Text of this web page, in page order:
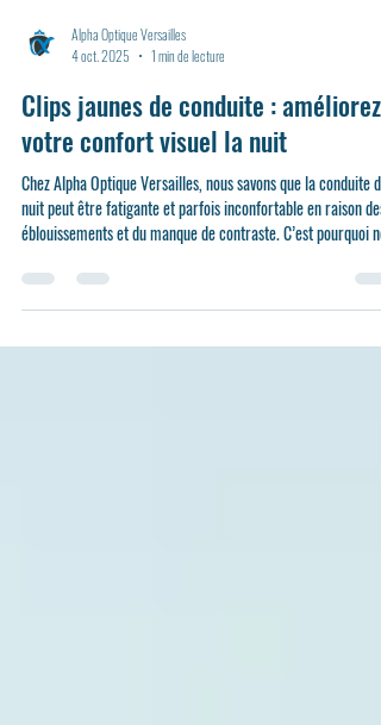
4 oct. 2025
1 min de lecture
Clips jaunes de conduite : améliorez
votre confort visuel la nuit
Chez Alpha Optique Versailles, nous savons que la conduite de
éblouissements et du manque de contraste. C’est pourquoi
vous proposons désormais des clips jaunes spécialement